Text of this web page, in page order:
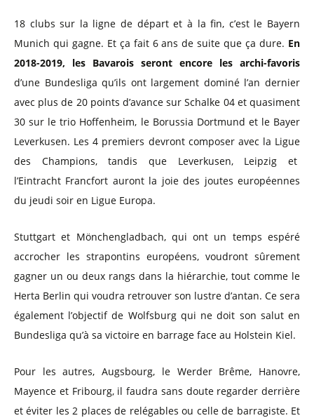
18 clubs sur la ligne de départ et à la fin, c’est le Bayern
Munich qui gagne. Et ça fait 6 ans de suite que ça dure. En
2018-2019, les Bavarois seront encore les archi-favoris
d’une Bundesliga qu’ils ont largement dominé l’an dernier
avec plus de 20 points d’avance sur Schalke 04 et quasiment
30 sur le trio Hoffenheim, le Borussia Dortmund et le Bayer
Leverkusen. Les 4 premiers devront composer avec la Ligue
des Champions, tandis que Leverkusen, Leipzig et
l’Eintracht Francfort auront la joie des joutes européennes
du jeudi soir en Ligue Europa.
Stuttgart et Mönchengladbach, qui ont un temps espéré
accrocher les strapontins européens, voudront sûrement
gagner un ou deux rangs dans la hiérarchie, tout comme le
Herta Berlin qui voudra retrouver son lustre d’antan. Ce sera
également l’objectif de Wolfsburg qui ne doit son salut en
Bundesliga qu’à sa victoire en barrage face au Holstein Kiel.
Pour les autres, Augsbourg, le Werder Brême, Hanovre,
Mayence et Fribourg, il faudra sans doute regarder derrière
et éviter les 2 places de relégables ou celle de barragiste. Et